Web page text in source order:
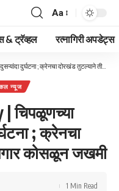
Font
Resizer
Aa
& ट्रॅव्हल रत्नागिरी अपडेट्स
; क्रेनचा दोरखंड तुटल्याने तीन कामगार कोसळून जखमी
न्यूज
चिपळूणच्या
; क्रेनचा
कोसळून जखमी
1 Min Read